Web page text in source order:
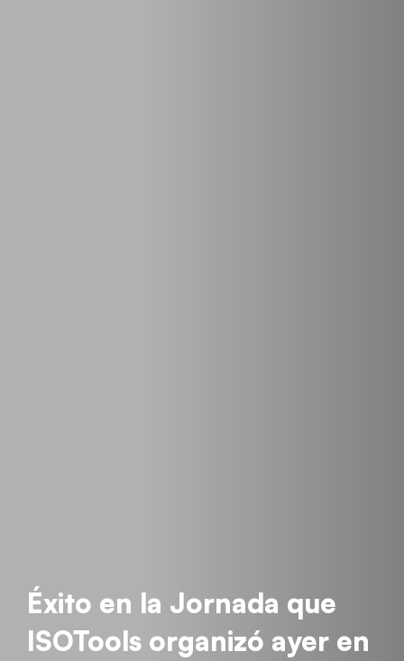
Éxito en la Jornada que
ISOTools organizó ayer en